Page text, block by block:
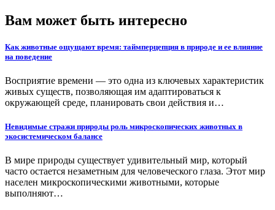
Вам может быть интересно
Как животные ощущают время: таймперцепция в природе и ее влияние
на поведение
Восприятие времени — это одна из ключевых характеристик
живых существ, позволяющая им адаптироваться к
окружающей среде, планировать свои действия и…
Невидимые стражи природы роль микроскопических животных в
экосистемическом балансе
В мире природы существует удивительный мир, который
часто остается незаметным для человеческого глаза. Этот мир
населен микроскопическими животными, которые
выполняют…